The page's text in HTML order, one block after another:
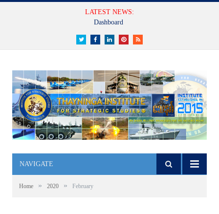
LATEST NEWS:
Dashboard
TwitterFacebookLinkedInPinterestRSS
NAVIGATE
Home » 2020 » February